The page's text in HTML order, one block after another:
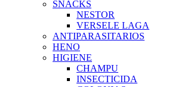
SNACKS
NESTOR
VERSELE LAGA
ANTIPARASITARIOS
HENO
HIGIENE
CHAMPU
INSECTICIDA